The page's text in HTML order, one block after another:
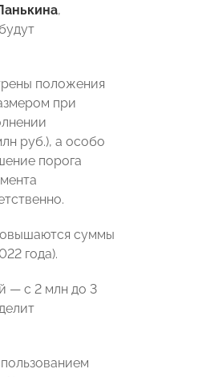
,
положения
при
руб.), а особо
порога
суммы
года).
— с 2 млн до 3